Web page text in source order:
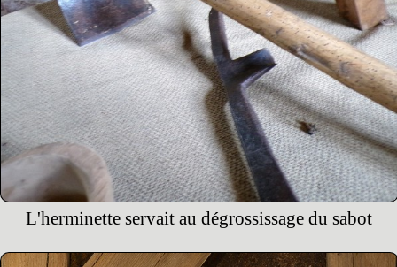
L'herminette servait au dégrossissage du sabot